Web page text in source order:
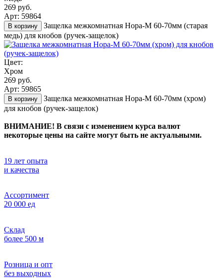
269 руб.
Арт: 59864
В корзину
Защелка межкомнатная Нора-М 60-70мм (старая
медь) для кнобов (ручек-защелок)
Цвет:
Хром
269 руб.
Арт: 59865
В корзину
Защелка межкомнатная Нора-М 60-70мм (хром)
для кнобов (ручек-защелок)
ВНИМАНИЕ! В связи с изменением курса валют
некоторые цены на сайте могут быть не актуальными.
19 лет опыта
и качества
Ассортимент
20 000 ед
Склад
более 500 м
Розница и опт
без выходных